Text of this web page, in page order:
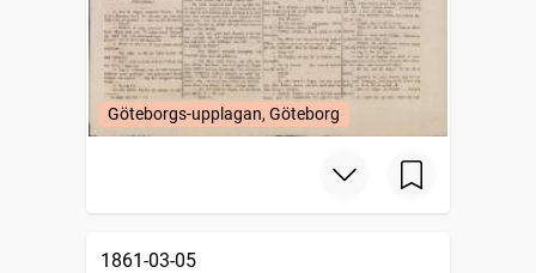
Göteborgs-upplagan, Göteborg
1861-03-05